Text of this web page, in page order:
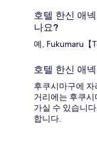
호텔 한신 애
나요?
예, Fukumaru【
호텔 한신 애
후쿠시마구에
거리에는 후쿠
가실 수 있습니
합니다.